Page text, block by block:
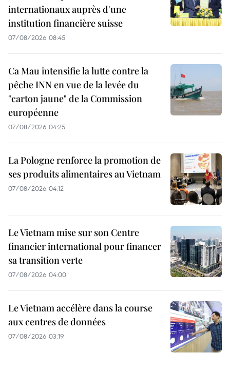
internationaux auprès d'une
institution financière suisse
07/08/2026 08:45
Ca Mau intensifie la lutte contre la
pêche INN en vue de la levée du
"carton jaune" de la Commission
européenne
07/08/2026 04:25
La Pologne renforce la promotion de
ses produits alimentaires au Vietnam
07/08/2026 04:12
Le Vietnam mise sur son Centre
financier international pour financer
sa transition verte
07/08/2026 04:00
Le Vietnam accélère dans la course
aux centres de données
07/08/2026 03:19